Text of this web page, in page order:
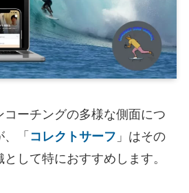
コーチングの多様な側面につ
「 コレクトサーフ 」はその
して特におすすめします。